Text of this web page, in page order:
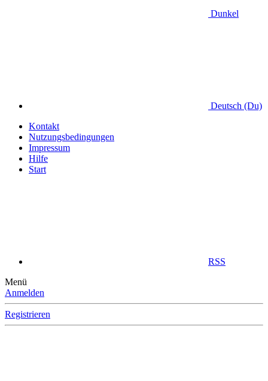
Dunkel
Deutsch (Du)
Kontakt
Nutzungsbedingungen
Impressum
Hilfe
Start
RSS
Menü
Anmelden
Registrieren